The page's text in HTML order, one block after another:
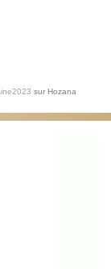
sur Hozana